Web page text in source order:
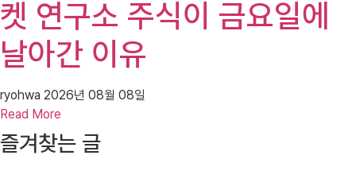
켓 연구소 주식이 금요일에
날아간 이유
ryohwa 2026년 08월 08일
Read More
즐겨찾는 글